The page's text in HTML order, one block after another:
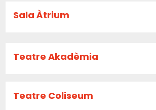
Sala Àtrium
Teatre Akadèmia
Teatre Coliseum